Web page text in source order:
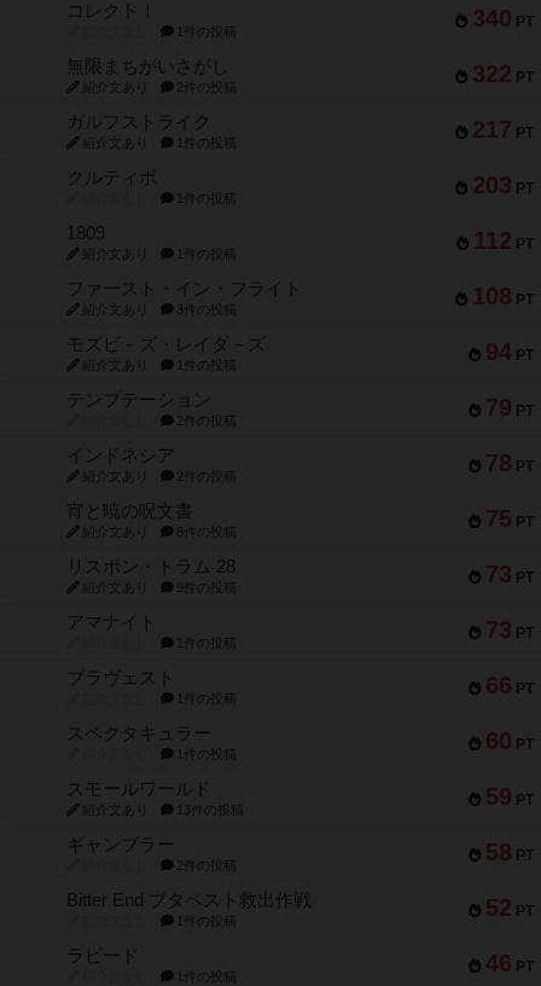
340 PT
コレクト！
1件の投稿
322 PT
無限まちがいさがし
紹介文あり 2件の投稿
217 PT
ガルフストライク
紹介文あり 1件の投稿
203 PT
クルティボ
1件の投稿
112 PT
1809
紹介文あり 1件の投稿
108 PT
ファースト・イン・フライト
紹介文あり 3件の投稿
94 PT
モズビ－ズ・レイダ－ズ
紹介文あり 1件の投稿
79 PT
テンプテーション
2件の投稿
78 PT
インドネシア
紹介文あり 2件の投稿
75 PT
宵と暁の呪文書
紹介文あり 8件の投稿
73 PT
リスボン・トラム 28
紹介文あり 9件の投稿
73 PT
アマナイト
1件の投稿
66 PT
ブラヴェスト
1件の投稿
60 PT
スペクタキュラー
1件の投稿
59 PT
スモールワールド
紹介文あり 13件の投稿
58 PT
ギャンブラー
2件の投稿
52 PT
Bitter End ブタペスト救出作戦
1件の投稿
46 PT
ラピード
1件の投稿